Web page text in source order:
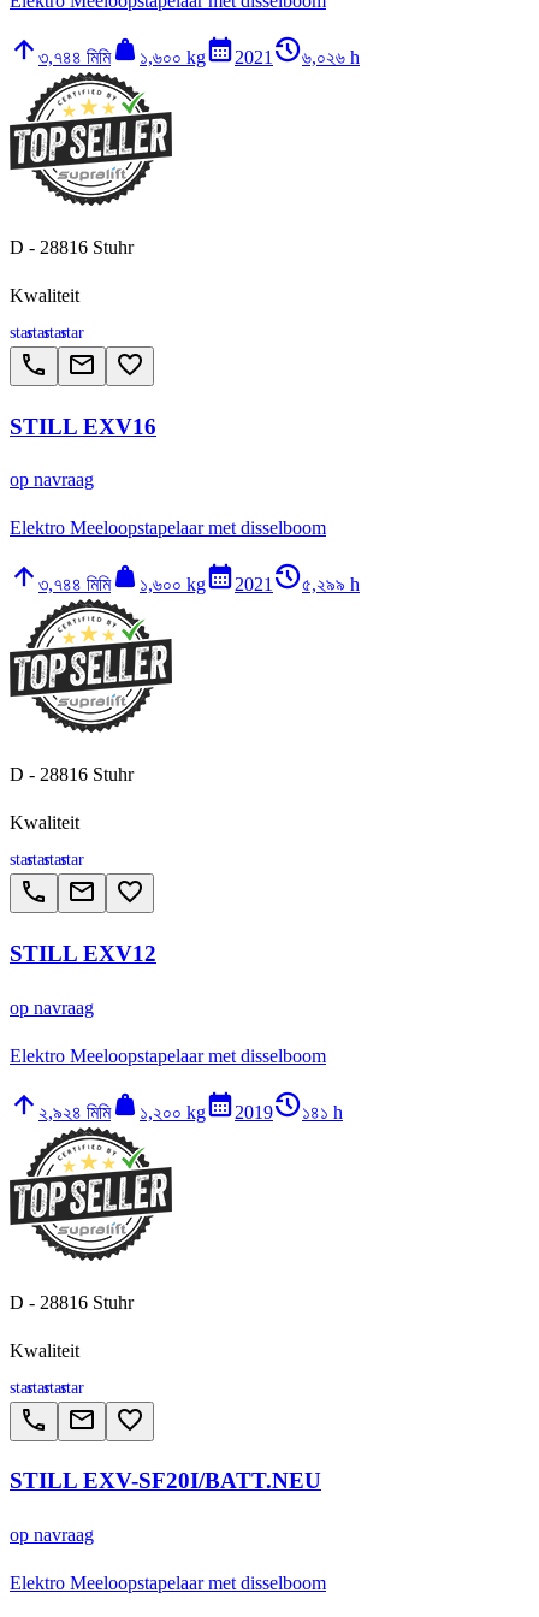
arrow_upward ৩,৭৪৪ মিমিweight ১,৬০০ kgcalendar_month2021 history_2৬,০২৬ h
D - 28816 Stuhr
Kwaliteit
starstarstarstar
call email favorite_border
STILL EXV16
op navraag
Elektro Meeloopstapelaar met disselboom
arrow_upward ৩,৭৪৪ মিমিweight ১,৬০০ kgcalendar_month2021 history_2৫,২৯৯ h
D - 28816 Stuhr
Kwaliteit
starstarstarstar
call email favorite_border
STILL EXV12
op navraag
Elektro Meeloopstapelaar met disselboom
arrow_upward ২,৯২৪ মিমিweight ১,২০০ kgcalendar_month2019history_2১৪১ h
D - 28816 Stuhr
Kwaliteit
starstarstarstar
call email favorite_border
STILL EXV-SF20I/BATT.NEU
op navraag
Elektro Meeloopstapelaar met disselboom